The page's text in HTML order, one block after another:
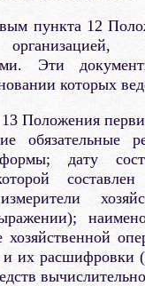
пункта 12
Эти
которых
13 Положения
обязательные
дату
составлен
хозяйственной
их расшифровки